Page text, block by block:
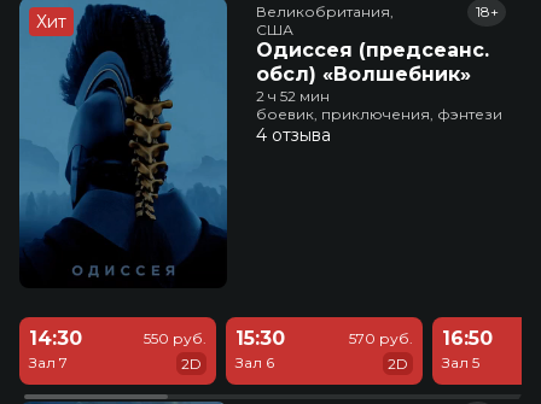
Хит
Великобритания,
США
Одиссея (предсеанс.
обсл) «Волшебник»
18+
2 ч 52 мин
боевик, приключения, фэнтези
4 отзыва
14:30
Зал 7
550 руб.
2D
15:30
Зал 6
570 руб.
2D
16:50
Зал 5